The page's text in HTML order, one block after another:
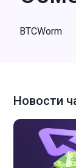
BTCWorm
Новости